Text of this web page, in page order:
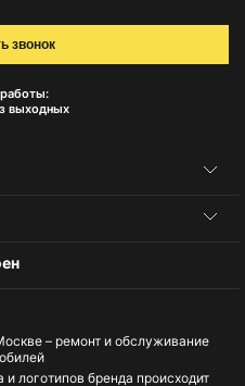
выходных
звонок
– ремонт и обслуживание
логотипов бренда происходит